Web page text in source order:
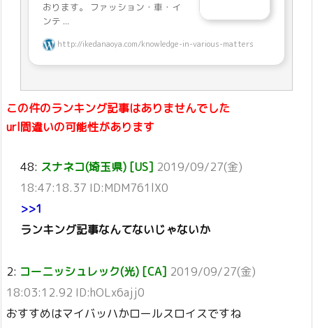
おります。 ファッション・車・イ
ンテ ...
http://ikedanaoya.com/knowledge-in-various-matters
この件のランキング記事はありませんでした
url間違いの可能性があります
48: スナネコ(埼玉県) [US] 2019/09/27(金)
18:47:18.37 ID:MDM761lX0
>>1
ランキング記事なんてないじゃないか
2: コーニッシュレック(光) [CA] 2019/09/27(金)
18:03:12.92 ID:hOLx6ajj0
おすすめはマイバッハかロールスロイスですね